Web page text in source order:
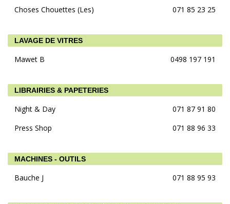
Choses Chouettes (Les)
071 85 23 25
LAVAGE DE VITRES
Mawet B 0498 197 191
LIBRAIRIES & PAPETERIES
Night & Day
071 87 91 80
Press Shop
071 88 96 33
MACHINES - OUTILS
Bauche J 071 88 95 93